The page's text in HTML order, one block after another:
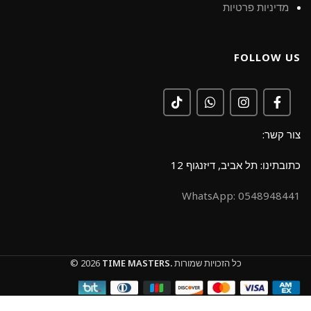
מדיניות פרטיות
FOLLOW US
צור קשר:
כתובתינו: תל אביב, דיזנגוף 12
0548948441 :WhatsApp
© 2026 TIME MASTERS.כל הזכויות שמורות